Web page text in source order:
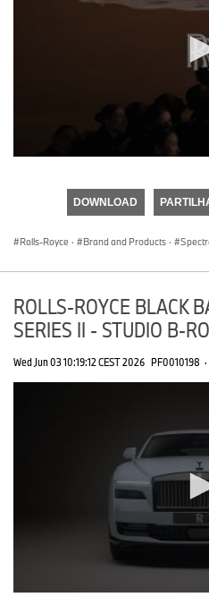
DOWNLOAD
Rolls-Royce · Brand and Products ·
ROLLS-ROYCE BLACK
SERIES II - STUDIO B-
Wed Jun 03 10:19:12 CEST 2026 PF0010198 ·